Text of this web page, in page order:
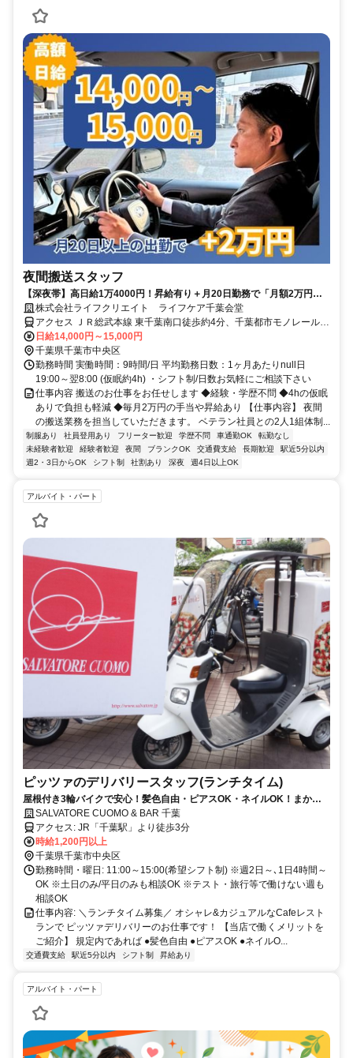
夜間搬送スタッフ
【深夜帯】高日給1万4000円！昇給有り＋月20日勤務で「月額2万円」
を別途支給 ！！
株式会社ライフクリエイト ライフケア千葉会堂
アクセス ＪＲ総武本線 東千葉南口徒歩約4分、千葉都市モノレール２
号線 千葉公園出入口1徒歩約11分 ｢東千葉｣駅徒歩1分/｢鎌取｣駅徒歩6
分
日給14,000円～15,000円
千葉県千葉市中央区
勤務時間 実働時間：9時間/日 平均勤務日数：1ヶ月あたりnull日
19:00～翌8:00 (仮眠約4h) ・シフト制/日数お気軽にご相談下さい
仕事内容 搬送のお仕事をお任せします ◆経験・学歴不問 ◆4hの仮眠
ありで負担も軽減 ◆毎月2万円の手当や昇給あり 【仕事内容】 夜間
の搬送業務を担当していただきます。 ベテラン社員との2人1組体制...
制服あり 社員登用あり フリーター歓迎 学歴不問 車通勤OK
転勤なし
未経験者歓迎
経験者歓迎 夜間 ブランクOK 交通費支給 長期歓迎
駅近5分以内
週2・3日からOK
シフト制 社割あり 深夜 週4日以上OK
アルバイト・パート
ピッツァのデリバリースタッフ(ランチタイム)
屋根付き3輪バイクで安心！髪色自由・ピアスOK・ネイルOK！まかな
い付き！
SALVATORE CUOMO & BAR 千葉
アクセス: JR「千葉駅」より徒歩3分
時給1,200円以上
千葉県千葉市中央区
勤務時間・曜日: 11:00～15:00(希望シフト制) ※週2日～､1日4時間～
OK ※土日のみ/平日のみも相談OK ※テスト・旅行等で働けない週も
相談OK
仕事内容: ＼ランチタイム募集／ オシャレ&カジュアルなCafeレスト
ランで ピッツァデリバリーのお仕事です！ 【当店で働くメリットを
ご紹介】 規定内であれば ●髪色自由 ●ピアスOK ●ネイルO...
交通費支給 駅近5分以内 シフト制 昇給あり
アルバイト・パート